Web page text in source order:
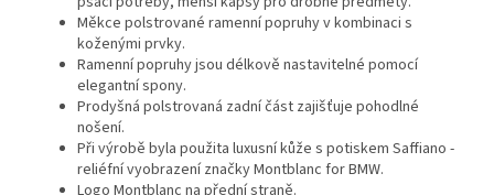
Měkce polstrované ramenní popruhy v kombinaci s
koženými prvky.
Ramenní popruhy jsou délkově nastavitelné pomocí
elegantní spony.
Prodyšná polstrovaná zadní část zajišťuje pohodlné
nošení.
Při výrobě byla použita luxusní kůže s potiskem Saffiano -
reliéfní vyobrazení značky Montblanc for BMW.
Logo Montblanc na přední straně.